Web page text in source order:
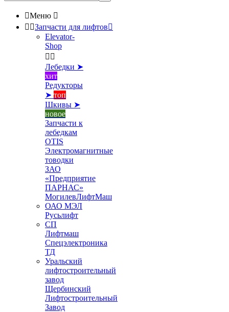
Меню 
 Запчасти для лифтов
Elevator-
Shop
 
Лебедки ➤
хит
Редукторы
➤ топ
Шкивы ➤
новое
Запчасти к
лебедкам
OTIS
Электромагнитные
товодки
ЗАО
«Предприятие
ПАРНАС»
МогилевЛифтМаш
ОАО МЭЛ
Русьлифт
СП
Лифтмаш
Спецэлектроника
ТД
Уральский
лифтостроительный
завод
Щербинский
Лифтостроительный
Завод